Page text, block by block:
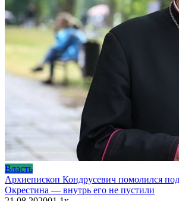
Власть
Архиепископ Кондрусевич помолился
Окрестина — внутрь его не пустили